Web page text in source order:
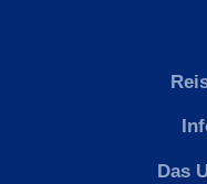
Das